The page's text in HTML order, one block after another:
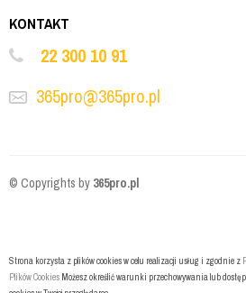
KONTAKT
22 300 10 91
365pro@365pro.pl
© Copyrights by 365pro.pl
Strona korzysta z plików cookies w celu realizacji usług i zgodnie z
Plików Cookies Możesz określić warunki przechowywania lub